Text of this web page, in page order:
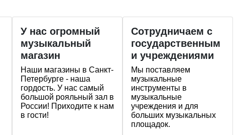
У нас огромный
музыкальный
магазин
Наши магазины в Санкт-
Петербурге - наша
гордость. У нас самый
большой рояльный зал в
России! Приходите к нам
в гости!
Сотрудничаем с
государственным
и учреждениями
Мы поставляем
музыкальные
инструменты в
музыкальные
учреждения и для
больших музыкальных
площадок.